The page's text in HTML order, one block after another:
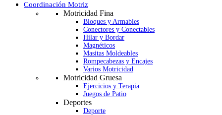
Coordinación Motriz
Motricidad Fina
Bloques y Armables
Conectores y Conectables
Hilar y Bordar
Magnéticos
Masitas Moldeables
Rompecabezas y Encajes
Varios Motricidad
Motricidad Gruesa
Ejercicios y Terapia
Juegos de Patio
Deportes
Deporte